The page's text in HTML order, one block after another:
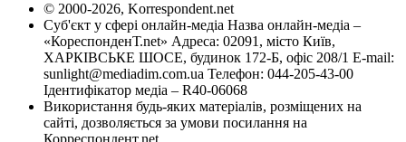
© 2000-2026, Korrespondent.net
Суб'єкт у сфері онлайн-медіа Назва онлайн-медіа –
«КореспонденТ.net» Адреса: 02091, місто Київ,
ХАРКІВСЬКЕ ШОСЕ, будинок 172-Б, офіс 208/1 E-mail:
sunlight@mediadim.com.ua Телефон: 044-205-43-00
Ідентифікатор медіа – R40-06068
Використання будь-яких матеріалів, розміщених на
сайті, дозволяється за умови посилання на